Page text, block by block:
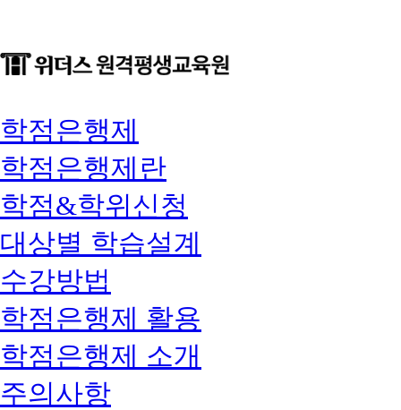
학점은행제
학점은행제란
학점&학위신청
대상별 학습설계
수강방법
학점은행제 활용
학점은행제 소개
주의사항